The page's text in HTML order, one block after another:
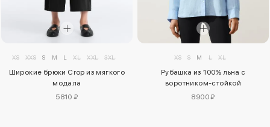
XS XXS S M L XL XXL 3XL
Широкие брюки Crop из мягкого
модала
5810 ₽
XS S M L XL
Рубашка из 100% льна с
воротником-стойкой
8900 ₽